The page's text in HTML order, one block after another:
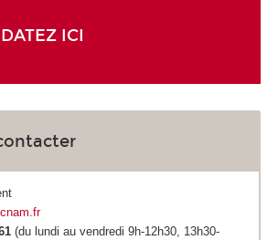
ICI
(du lundi au vendredi 9h-12h30, 13h30-